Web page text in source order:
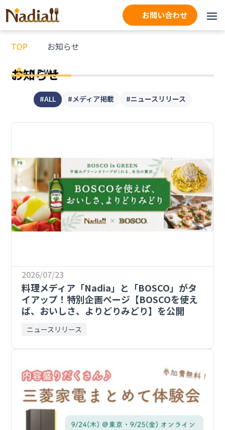
お問い合わせ
TOP お知らせ
NEWS
お知らせ
#ALL #メディア掲載 #ニュースリリース
2026/07/23
料理メディア「Nadia」と「BOSCO」がタ
イアップ！特別企画ページ【BOSCOを使え
ば、おいしさ、よりどりみどり】を公開
ニュースリリース